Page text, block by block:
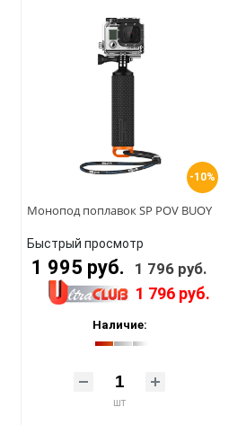
-10%
Монопод поплавок SP POV BUOY
Быстрый просмотр
1 995 руб. 1 796 руб.
1 796 руб.
Наличие:
шт